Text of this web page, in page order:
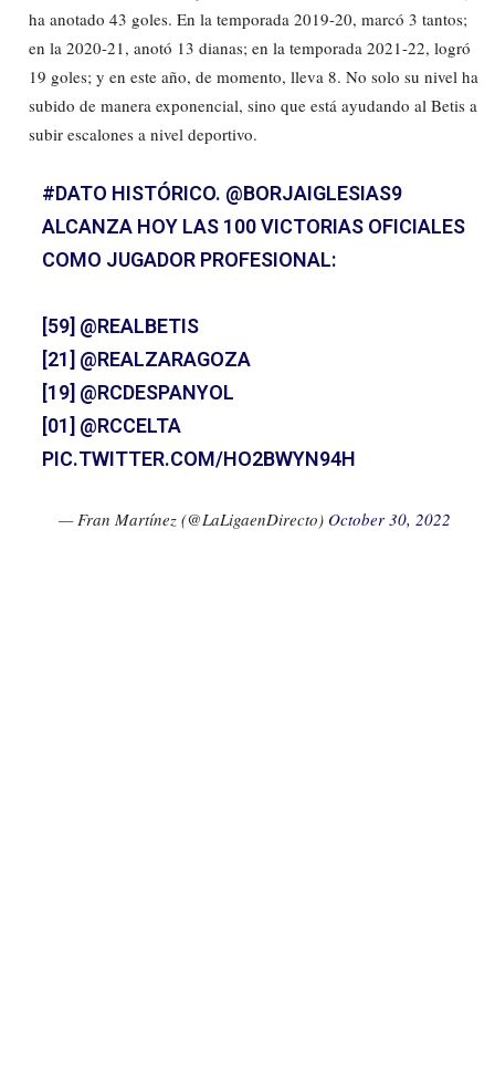
ha anotado 43 goles. En la temporada 2019-20, marcó 3 tantos;
en la 2020-21, anotó 13 dianas; en la temporada 2021-22, logró
19 goles; y en este año, de momento, lleva 8. No solo su nivel ha
subido de manera exponencial, sino que está ayudando al Betis a
subir escalones a nivel deportivo.
#DATO HISTÓRICO. @BORJAIGLESIAS9
ALCANZA HOY LAS 100 VICTORIAS OFICIALES
COMO JUGADOR PROFESIONAL:
[59] @REALBETIS
[21] @REALZARAGOZA
[19] @RCDESPANYOL
[01] @RCCELTA
PIC.TWITTER.COM/HO2BWYN94H
— Fran Martínez (@LaLigaenDirecto) October 30, 2022